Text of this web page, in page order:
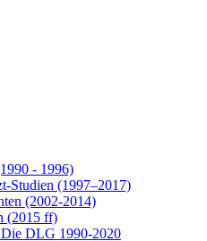
- 1996)
Studien (1997–2017)
(2002-2014)
(2015 ff)
DLG 1990-2020